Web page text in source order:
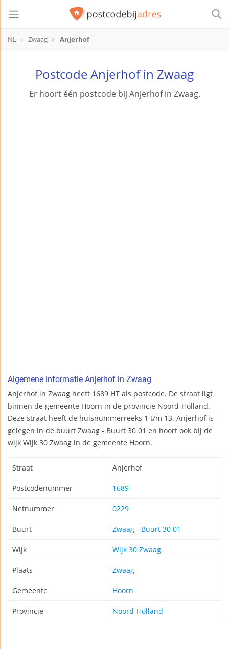
NL Zwaag Anjerhof
Postcode Anjerhof in Zwaag
Er hoort één postcode bij Anjerhof in Zwaag.
Algemene informatie Anjerhof in Zwaag
Anjerhof in Zwaag heeft 1689 HT als postcode. De straat ligt
binnen de gemeente Hoorn in de provincie Noord-Holland.
Deze straat heeft de huisnummerreeks 1 t/m 13. Anjerhof is
gelegen in de buurt Zwaag - Buurt 30 01 en hoort ook bij de
wijk Wijk 30 Zwaag in de gemeente Hoorn.
Straat Anjerhof
Postcodenummer 1689
Netnummer 0229
Buurt Zwaag - Buurt 30 01
Wijk Wijk 30 Zwaag
Plaats Zwaag
Gemeente Hoorn
Provincie Noord-Holland